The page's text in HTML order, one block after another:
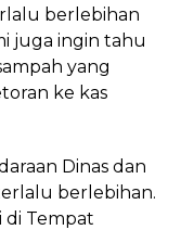
berlebihan
juga ingin tahu
yang
ke kas
Dinas dan
berlebihan.
di Tempat